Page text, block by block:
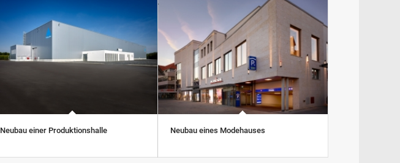
Neubau einer Produktionshalle Neubau eines Modehauses